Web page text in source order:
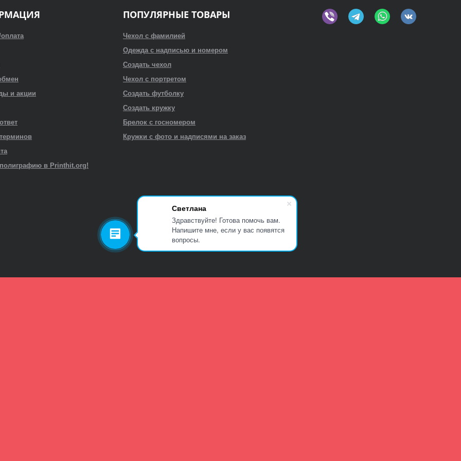
Светлана
Здравствуйте! Готова помочь вам.
Напишите мне, если у вас появятся
вопросы.
и акции
полиграфию в Printhit.org!
ПОПУЛЯРНЫЕ ТОВАРЫ
Чехол с фамилией
Одежда с надписью и номером
Создать чехол
Чехол с портретом
Создать футболку
Создать кружку
Брелок с госномером
Кружки с фото и надписями на заказ